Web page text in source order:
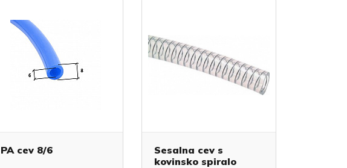
PA cev 8/6
Sesalna cev s
kovinsko spiralo